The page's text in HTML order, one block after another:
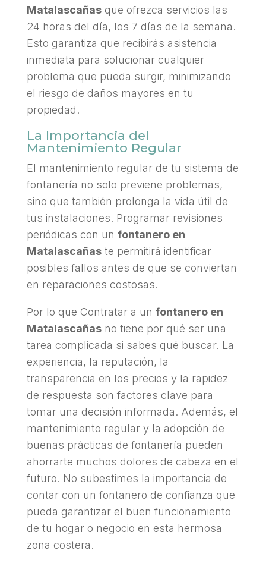
Matalascañasque ofrezca servicios las
24 horas del día, los 7 días de la semana.
Esto garantiza que recibirás asistencia
inmediata para solucionar cualquier
problema que pueda surgir, minimizando
el riesgo de daños mayores en tu
propiedad.
La Importancia del
Mantenimiento Regular
El mantenimiento regular de tu sistema de
fontanería no solo previene problemas,
sino que también prolonga la vida útil de
tus instalaciones. Programar revisiones
periódicas con un fontanero en
Matalascañaste permitirá identificar
posibles fallos antes de que se conviertan
en reparaciones costosas.
Por lo que Contratar a un fontanero en
Matalascañasno tiene por qué ser una
tarea complicada si sabes qué buscar. La
experiencia, la reputación, la
transparencia en los precios y la rapidez
de respuesta son factores clave para
tomar una decisión informada. Además, el
mantenimiento regular y la adopción de
buenas prácticas de fontanería pueden
ahorrarte muchos dolores de cabeza en el
futuro. No subestimes la importancia de
contar con un fontanero de confianza que
pueda garantizar el buen funcionamiento
de tu hogar o negocio en esta hermosa
zona costera.